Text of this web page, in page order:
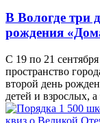
В Вологде три
рождения
С 19 по 21
пространство
второй день
детей и взрослых,